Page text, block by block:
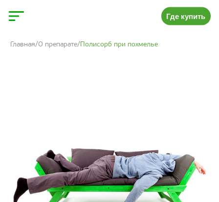
Где купить
Главная О препарате Полисорб при похмелье